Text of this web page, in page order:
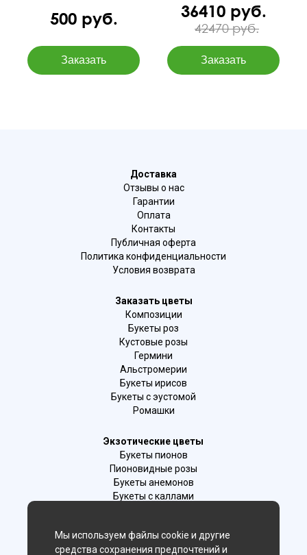
500 руб. 36410 руб.
42470 руб.
Доставка
Отзывы о нас
Гарантии
Оплата
Контакты
Публичная оферта
Политика конфиденциальности
Условия возврата
Заказать цветы
Композиции
Букеты роз
Кустовые розы
Гермини
Альстромерии
Букеты ирисов
Букеты с эустомой
Ромашки
Экзотические цветы
Букеты пионов
Пионовидные розы
Букеты анемонов
Букеты с каллами
Лаванда
Гиацинты
Мы используем файлы cookie и другие
средства сохранения предпочтений и